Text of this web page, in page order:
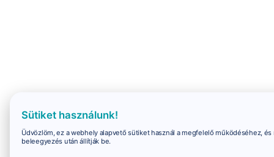
Sütiket használunk!
Üdvözlöm, ez a webhely alapvető sütiket használ a megfelelő működéséhez,
beleegyezés után állítják be.